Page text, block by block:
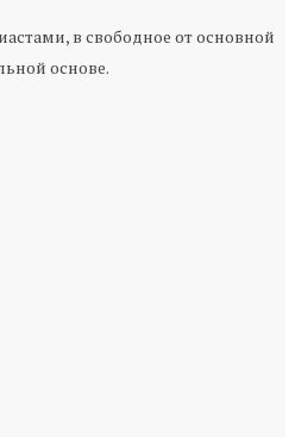
в свободное от основной
основе.